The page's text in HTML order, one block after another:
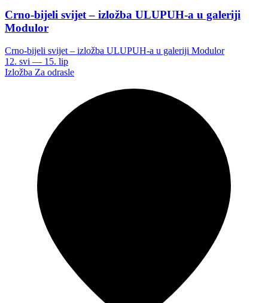
Crno-bijeli svijet – izložba ULUPUH-a u galeriji
Modulor
Crno-bijeli svijet – izložba ULUPUH-a u galeriji Modulor
12. svi — 15. lip
Izložba Za odrasle